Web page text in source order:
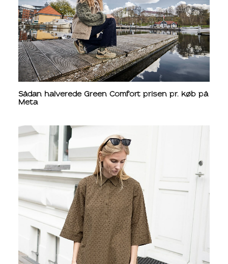
Sådan halverede Green Comfort prisen pr. køb på
Meta